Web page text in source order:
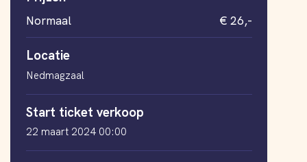
Normaal € 26,-
Locatie
Nedmagzaal
Start ticket verkoop
22 maart 2024 00:00